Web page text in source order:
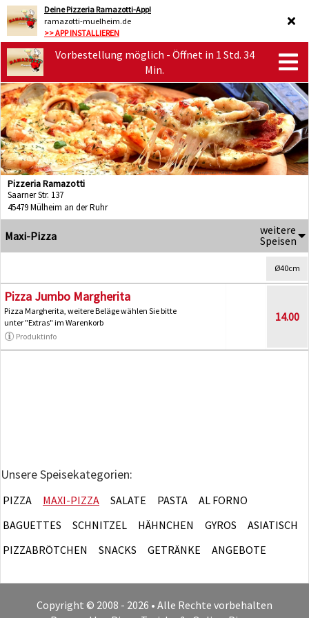
Deine Pizzeria Ramazotti-App!
ramazotti-muelheim.de
>> APP INSTALLIEREN
Vorbestellung möglich - Öffnet in 1 Std. 34
Min.
Pizzeria Ramazotti
Saarner Str. 137
45479 Mülheim an der Ruhr
Maxi-Pizza
weitere
Speisen
Ø40cm
Pizza Jumbo Margherita
Pizza Margherita, weitere Beläge wählen Sie bitte
unter "Extras" im Warenkorb
Produktinfo
14.00
Unsere Speisekategorien:
PIZZA MAXI-PIZZA SALATE PASTA
AL FORNO
BAGUETTES
SCHNITZEL HÄHNCHEN GYROS
ASIATISCH
PIZZABRÖTCHEN
SNACKS GETRÄNKE ANGEBOTE
Copyright © 2008 - 2026 • Alle Rechte vorbehalten